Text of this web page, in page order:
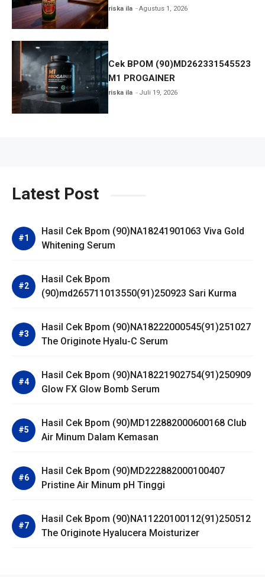
Bintang Bir dan Status
riska ila Agustus 1, 2026
Cek BPOM (90)MD262331545523
M1 PROGAINER
riska ila Juli 19, 2026
Latest Post
Hasil Cek Bpom (90)NA18241901063 Viva Gold
Whitening Serum
Hasil Cek Bpom
(90)md265711013550(91)250923 Sari Kurma
Hasil Cek Bpom (90)NA18222000545(91)251027
The Originote Hyalu-C Serum
Hasil Cek Bpom (90)NA18221902754(91)250909
Glow FX Glow Bomb Serum
Hasil Cek Bpom (90)MD122882000600168 Club
Air Minum Dalam Kemasan
Hasil Cek Bpom (90)MD222882000100407
Pristine Air Minum pH Tinggi
Hasil Cek Bpom (90)NA11220100112(91)250512
The Originote Hyalucera Moisturizer